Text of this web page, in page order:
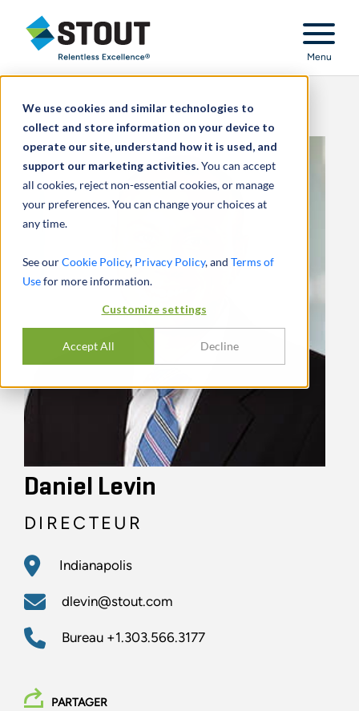
We use cookies and similar technologies to
collect and store information on your device to
operate our site, understand how it is used, and
support our marketing activities.You can accept
all cookies, reject non-essential cookies, or manage
your preferences. You can change your choices at
any time.
See ourCookie Policy, Privacy Policy, and Terms of
Usefor more information.
Customize settings
Accept All Decline
Stout Relentless Excellence
Menu
Daniel Levin
DIRECTEUR
Indianapolis
dlevin@stout.com
Bureau +1.303.566.3177
PARTAGER